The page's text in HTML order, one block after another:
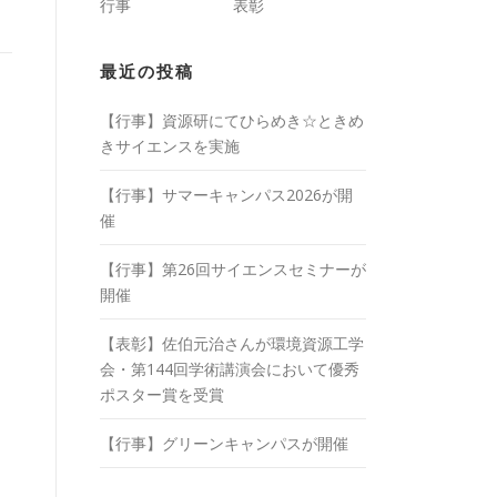
行事
表彰
最近の投稿
【行事】資源研にてひらめき☆ときめ
きサイエンスを実施
【行事】サマーキャンパス2026が開
催
【行事】第26回サイエンスセミナーが
開催
【表彰】佐伯元治さんが環境資源工学
会・第144回学術講演会において優秀
ポスター賞を受賞
【行事】グリーンキャンパスが開催